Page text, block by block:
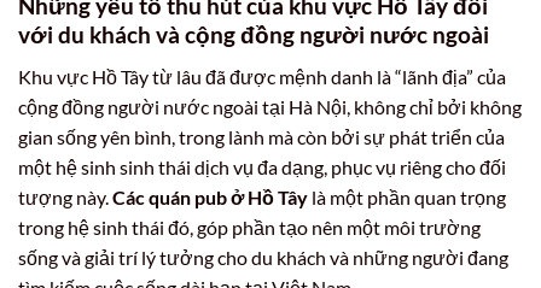
với du khách và cộng đồng người nước ngoài
Khu vực Hồ Tây từ lâu đã được mệnh danh là “lãnh địa” của
cộng đồng người nước ngoài tại Hà Nội, không chỉ bởi không
gian sống yên bình, trong lành mà còn bởi sự phát triển của
một hệ sinh sinh thái dịch vụ đa dạng, phục vụ riêng cho đối
tượng này. Các quán pub ở Hồ Tây là một phần quan trọng
trong hệ sinh thái đó, góp phần tạo nên một môi trường
sống và giải trí lý tưởng cho du khách và những người đang